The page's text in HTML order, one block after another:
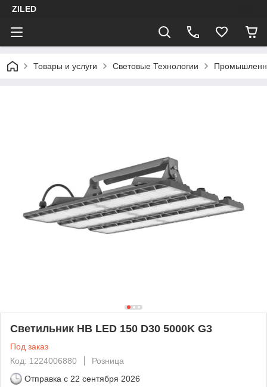
ZILED
Товары и услуги Световые Технологии
Светильник HB LED 150 D30 5000K G3
Под заказ
Код: 1224006880
Розница
Отправка с 22 сентября 2026